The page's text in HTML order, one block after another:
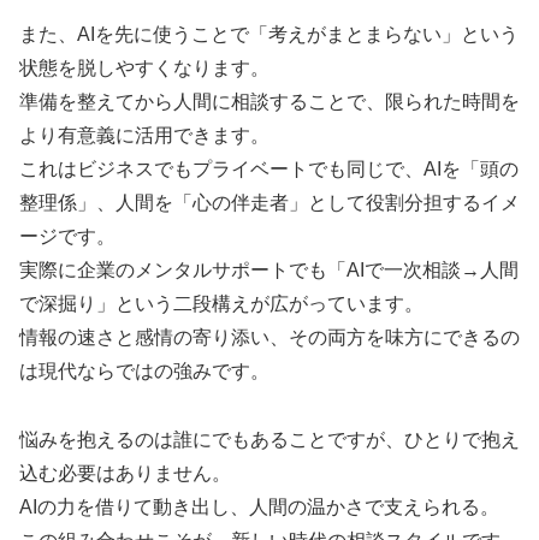
また、AIを先に使うことで「考えがまとまらない」という
状態を脱しやすくなります。
準備を整えてから人間に相談することで、限られた時間を
より有意義に活用できます。
これはビジネスでもプライベートでも同じで、AIを「頭の
整理係」、人間を「心の伴走者」として役割分担するイメ
ージです。
実際に企業のメンタルサポートでも「AIで一次相談→人間
で深掘り」という二段構えが広がっています。
情報の速さと感情の寄り添い、その両方を味方にできるの
は現代ならではの強みです。
悩みを抱えるのは誰にでもあることですが、ひとりで抱え
込む必要はありません。
AIの力を借りて動き出し、人間の温かさで支えられる。